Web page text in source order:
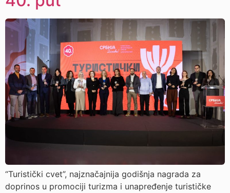
“Turistički cvet”, najznačajnija godišnja nagrada za
doprinos u promociji turizma i unapređenje turističke